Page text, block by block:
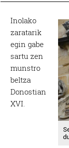
Inolako
zaratarik
egin gabe
sartu zen
munstro
beltza
Donostian
XVI.